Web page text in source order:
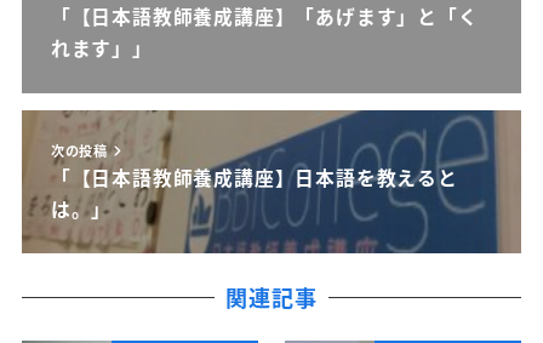
「【日本語教師養成講座】「あげます」と「く
れます」」
次の投稿
「【日本語教師養成講座】日本語を教えると
は。」
関連記事